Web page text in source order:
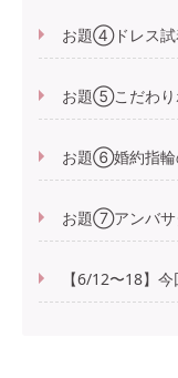
お題④ドレス試
お題⑤こだわり
お題⑥婚約指輪
お題⑦アンバサ
【6/12〜18】